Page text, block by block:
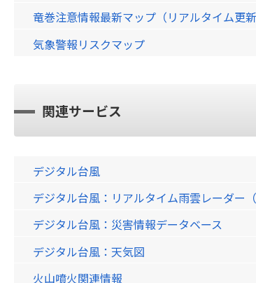
竜巻注意情報最新マップ（リアルタイム更新
気象警報リスクマップ
関連サービス
デジタル台風
デジタル台風：リアルタイム雨雲レーダー
デジタル台風：災害情報データベース
デジタル台風：天気図
火山噴火関連情報